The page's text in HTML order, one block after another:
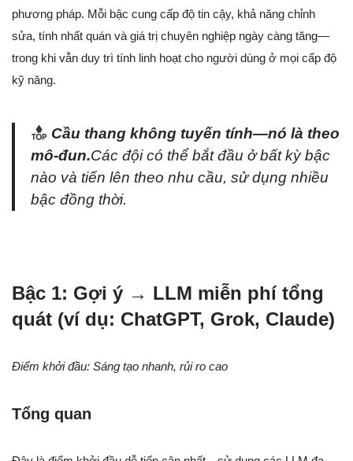
phương pháp. Mỗi bậc cung cấp độ tin cậy, khả năng chỉnh
sửa, tính nhất quán và giá trị chuyên nghiệp ngày càng tăng—
trong khi vẫn duy trì tính linh hoạt cho người dùng ở mọi cấp độ
kỹ năng.
Cầu thang không tuyến tính—nó là theo
mô-đun.Các đội có thể bắt đầu ở bất kỳ bậc
nào và tiến lên theo nhu cầu, sử dụng nhiều
bậc đồng thời.
Bậc 1: Gợi ý → LLM miễn phí tổng
quát (ví dụ: ChatGPT, Grok, Claude)
Điểm khởi đầu: Sáng tạo nhanh, rủi ro cao
Tổng quan